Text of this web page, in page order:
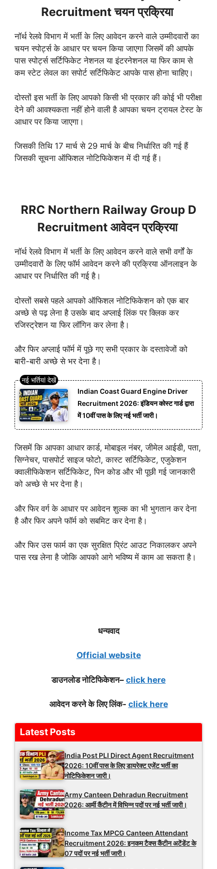
Recruitment चयन प्रक्रिया
नॉर्थ रेलवे विभाग में भर्ती के लिए आवेदन करने वाले उम्मीदवारों का
चयन स्पोर्ट्स के आधार पर चयन किया जाएगा जिसमें की आपके
पास स्पोर्ट्स सर्टिफिकेट नेशनल या इंटरनेशनल या फिर काम से
कम स्टेट लेवल का सपोर्ट सर्टिफिकेट आपके पास होना चाहिए।
दोस्तों इस भर्ती के लिए आपको किसी भी प्रकार की कोई भी परीक्षा
देने की आवश्यकता नहीं होने वाली है आपका चयन ट्रायल टेस्ट के
आधार पर किया जाएगा।
जिसकी तिथि 17 मार्च से 29 मार्च के बीच निर्धारित की गई हैं
जिसकी सूचना ऑफिशल नोटिफिकेशन में दी गई हैं।
RRC Northern Railway Group D
Recruitment आवेदन प्रक्रिया
नॉर्थ रेलवे विभाग में भर्ती के लिए आवेदन करने वाले सभी वर्गों के
उम्मीदवारों के लिए फॉर्म आवेदन करने की प्रक्रिया ऑनलाइन के
आधार पर निर्धारित की गई है।
दोस्तों सबसे पहले आपको ऑफिशल नोटिफिकेशन को एक बार
अच्छे से पढ़ लेना है उसके बाद अप्लाई लिंक पर क्लिक कर
रजिस्ट्रेशन या फिर लॉगिन कर लेना है।
और फिर अप्लाई फॉर्म में पूछे गए सभी प्रकार के दस्तावेजों को
बारी-बारी अच्छे से भर देना है।
Indian Coast Guard Engine Driver
Recruitment 2026: इंडियन कोस्ट गार्ड द्वारा
में 10वीं पास के लिए नई भर्ती जारी।
जिसमें कि आपका आधार कार्ड, मोबाइल नंबर, जीमेल आईडी, पता,
सिग्नेचर, पासपोर्ट साइज फोटो, कास्ट सर्टिफिकेट, एजुकेशन
क्वालीफिकेशन सर्टिफिकेट, पिन कोड और भी पूछी गई जानकारी
को अच्छे से भर देना है।
और फिर वर्ग के आधार पर आवेदन शुल्क का भी भुगतान कर देना
है और फिर अपने फॉर्म को सबमिट कर देना है।
और फिर उस फार्म का एक सुरक्षित प्रिंट आउट निकालकर अपने
पास रख लेना है जोकि आपको आगे भविष्य में काम आ सकता है।
धन्यवाद
Official website
डाउनलोड नोटिफिकेशन– click here
आवेदन करने के लिए लिंक- click here
Latest Posts
India Post PLI Direct Agent Recruitment
2026: 10वीं पास के लिए डायरेक्ट एजेंट भर्ती का
नोटिफिकेशन जारी।
Army Canteen Dehradun Recruitment
2026: आर्मी कैंटीन में विभिन्न पदों पर नई भर्ती जारी।
Income Tax MPCG Canteen Attendant
Recruitment 2026: इनकम टैक्स कैंटीन अटेंडेंट के
07 पदों पर नई भर्ती जारी।